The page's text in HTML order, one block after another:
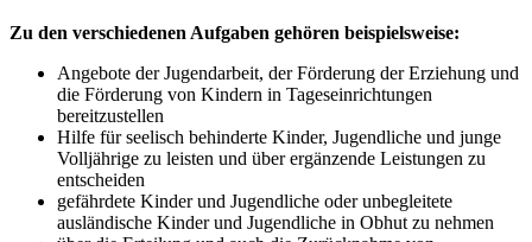
Zu den verschiedenen Aufgaben gehören beispielsweise:
Angebote der Jugendarbeit, der Förderung der Erziehung und
die Förderung von Kindern in Tageseinrichtungen
bereitzustellen
Hilfe für seelisch behinderte Kinder, Jugendliche und junge
Volljährige zu leisten und über ergänzende Leistungen zu
entscheiden
gefährdete Kinder und Jugendliche oder unbegleitete
ausländische Kinder und Jugendliche in Obhut zu nehmen